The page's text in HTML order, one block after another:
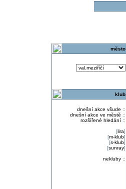
město
klub
dnešní akce všude ::
dnešní akce ve městě ::
rozšířené hledání::
[lira]
[m-klub]
[s-klub]
[sunray]
nekluby::